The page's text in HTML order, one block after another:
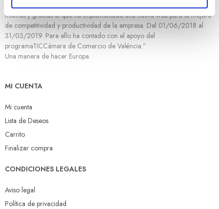
t
tecnologías de la información y de las comunicaciones y el acceso a las
mismas y gracias al que ha implementado una nueva web para la mejora
de competitividad y productividad de la empresa. Del 01/06/2018 al
31/03/2019. Para ello ha contado con el apoyo del
programaTICCámara de Comercio de Valéncia.”
Una manera de hacer Europa.
MI CUENTA
Mi cuenta
Lista de Deseos
Carrito
Finalizar compra
CONDICIONES LEGALES
Aviso legal
Política de privacidad